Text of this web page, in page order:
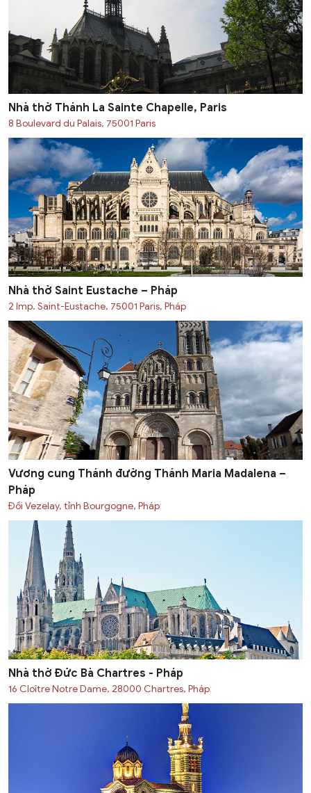
Nhà thờ Thánh La Sainte Chapelle, Paris
8 Boulevard du Palais, 75001 Paris
Nhà thờ Saint Eustache – Pháp
2 Imp. Saint-Eustache, 75001 Paris, Pháp
Vương cung Thánh đường Thánh Maria Madalena –
Pháp
Đồi Vezelay, tỉnh Bourgogne, Pháp
Nhà thờ Đức Bà Chartres - Pháp
16 Cloître Notre Dame, 28000 Chartres, Pháp